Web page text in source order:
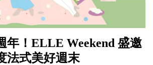
年！ELLE Weekend 盛邀
法式美好週末